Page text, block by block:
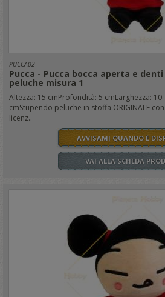
PUCCA02
Pucca - Pucca bocca aperta e denti
peluche misura 1
Altezza: 15 cmProfondità: 5 cmLarghezza: 10
cmStupendo peluche in stoffa ORIGINALE con
licenz..
AVVISAMI QUANDO È
VAI ALLA SCHEDA